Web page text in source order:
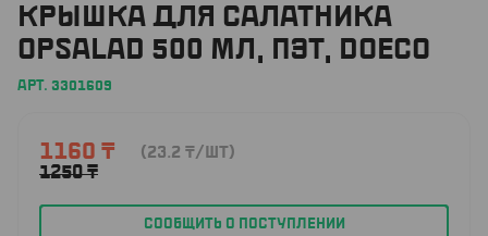
КРЫШКА ДЛЯ САЛАТНИКА
OPSALAD 500 МЛ, ПЭТ, DOECO
АРТ. 3301609
1160 ₸
1250₸
(23.2 ₸/ШТ)
СООБЩИТЬ О ПОСТУПЛЕНИИ